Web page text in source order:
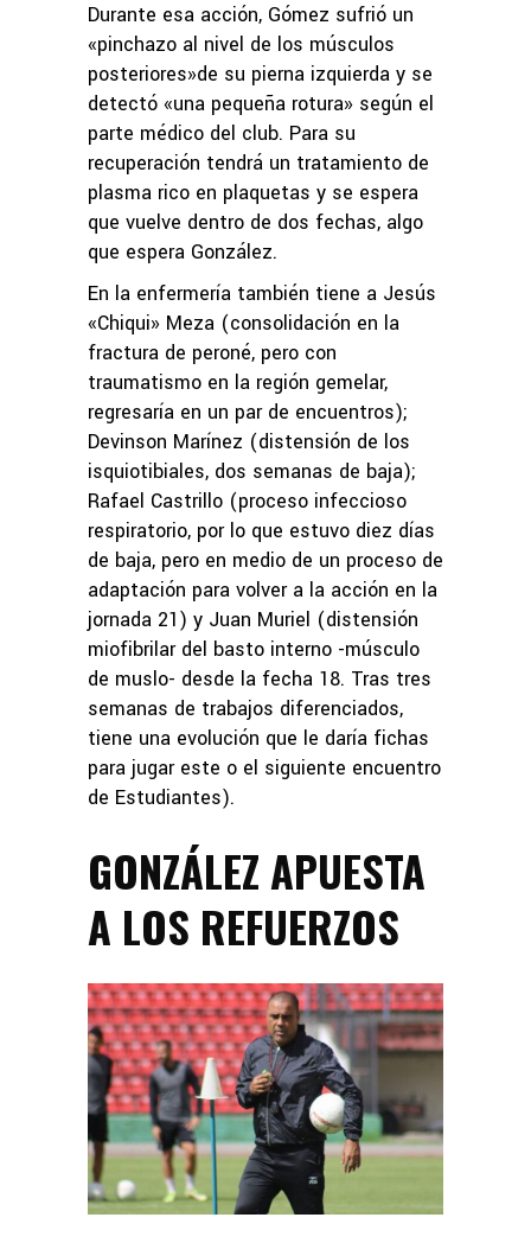
Durante esa acción, Gómez sufrió un
«pinchazo al nivel de los músculos
posteriores»de su pierna izquierda y se
detectó «una pequeña rotura» según el
parte médico del club. Para su
recuperación tendrá un tratamiento de
plasma rico en plaquetas y se espera
que vuelve dentro de dos fechas, algo
que espera González.
En la enfermería también tiene a Jesús
«Chiqui» Meza (consolidación en la
fractura de peroné, pero con
traumatismo en la región gemelar,
regresaría en un par de encuentros);
Devinson Marínez (distensión de los
isquiotibiales, dos semanas de baja);
Rafael Castrillo (proceso infeccioso
respiratorio, por lo que estuvo diez días
de baja, pero en medio de un proceso de
adaptación para volver a la acción en la
jornada 21) y Juan Muriel (distensión
miofibrilar del basto interno -músculo
de muslo- desde la fecha 18. Tras tres
semanas de trabajos diferenciados,
tiene una evolución que le daría fichas
para jugar este o el siguiente encuentro
de Estudiantes).
GONZÁLEZ APUESTA
A LOS REFUERZOS